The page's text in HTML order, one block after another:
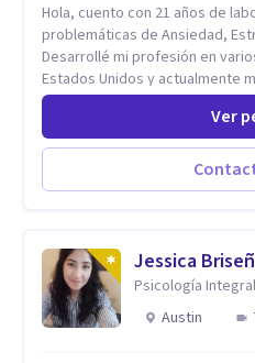
Hola, cuento con 21 años de
problemáticas de Ansiedad, Estrés, depresión y
Desarrollé mi profesión en
Estados Unidos y actualmente
privada. Utilizo terapias
evidencia científica con
objetivos terapéuticos están
herramientas concretas para el
desarrollar nuevas habilidades
Ver
Jessica
Psicología
Austin